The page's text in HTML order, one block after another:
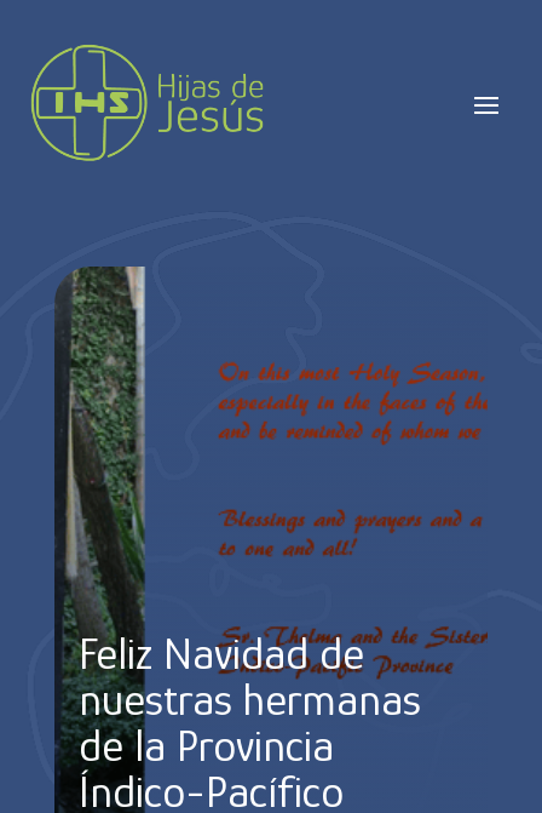
Feliz Navidad de
nuestras hermanas
de la Provincia
Índico-Pacífico